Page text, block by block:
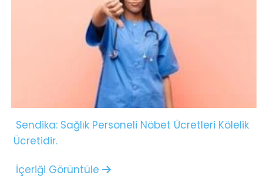
Sendika: Sağlık Personeli Nöbet Ücretleri Kölelik
Ücretidir.
İçeriği Görüntüle